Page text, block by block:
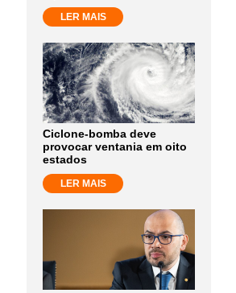
LER MAIS
Ciclone-bomba deve
provocar ventania em oito
estados
LER MAIS